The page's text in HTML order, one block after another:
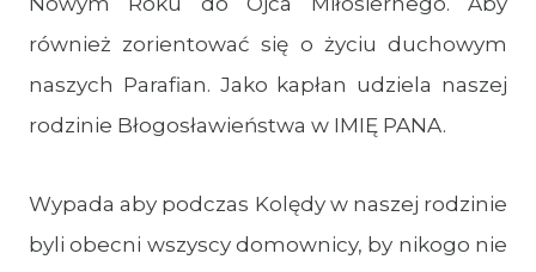
również zorientować się o życiu duchowym
naszych Parafian. Jako kapłan udziela naszej
rodzinie Błogosławieństwa w IMIĘ PANA.
Wypada aby podczas Kolędy w naszej rodzinie
byli obecni wszyscy domownicy, by nikogo nie